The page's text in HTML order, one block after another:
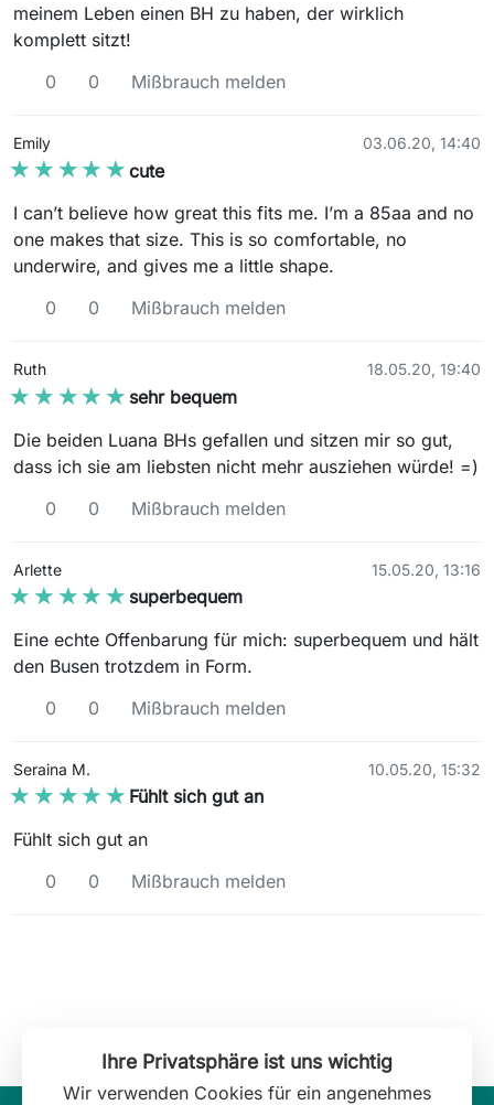
meinem Leben einen BH zu haben, der wirklich
komplett sitzt!
0
0 Mißbrauch melden
Emily 03.06.20, 14:40
★★★★★
★★★★★ cute
I can’t believe how great this fits me. I’m a 85aa and no
one makes that size. This is so comfortable, no
underwire, and gives me a little shape.
0
0 Mißbrauch melden
Ruth 18.05.20, 19:40
★★★★★
★★★★★ sehr bequem
Die beiden Luana BHs gefallen und sitzen mir so gut,
dass ich sie am liebsten nicht mehr ausziehen würde! =)
0
0 Mißbrauch melden
Arlette 15.05.20, 13:16
★★★★★
★★★★★ superbequem
Eine echte Offenbarung für mich: superbequem und hält
den Busen trotzdem in Form.
0
0 Mißbrauch melden
Seraina M. 10.05.20, 15:32
★★★★★
★★★★★ Fühlt sich gut an
Fühlt sich gut an
0
0 Mißbrauch melden
Ihre Privatsphäre ist uns wichtig
Wir verwenden Cookies für ein angenehmes